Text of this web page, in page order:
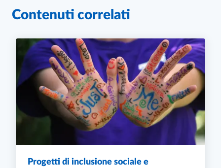
Contenuti correlati
Progetti di inclusione sociale e